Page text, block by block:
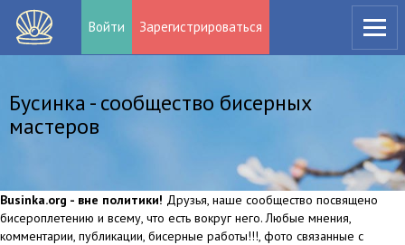
Войти Зарегистрироваться
Бусинка - сообщество бисерных
мастеров
Businka.org - вне политики! Друзья, наше сообщество посвящено
бисероплетению и всему, что есть вокруг него. Любые мнения,
комментарии, публикации, бисерные работы!!!, фото связанные с